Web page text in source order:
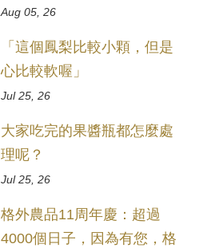
Aug 05, 26
「這個鳳梨比較小顆，但是
心比較軟喔」
Jul 25, 26
大家吃完的果醬瓶都怎麼處
理呢？
Jul 25, 26
格外農品11周年慶：超過
4000個日子，因為有您，格